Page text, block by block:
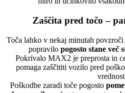
Zaščita pred točo –
Toča lahko v nekaj minutah
popravilo pogosto stane več
Pokrivalo MAX2 je preprosta in
pomaga zaščititi vozilo pred
Poškodbe zaradi toče pogosto